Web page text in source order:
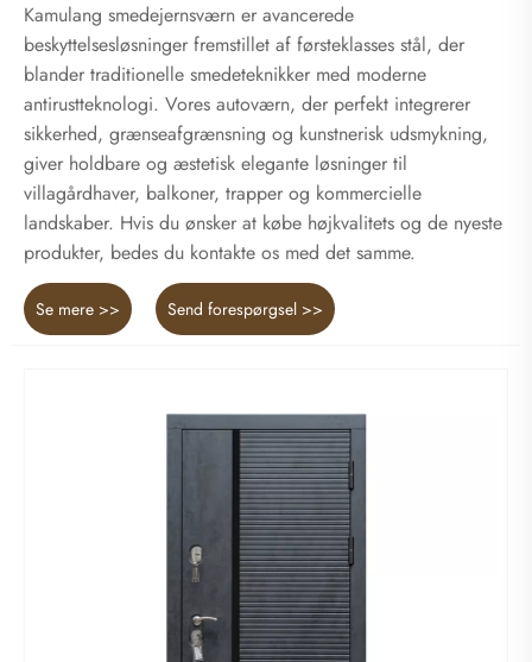
Kamulang smedejernsværn er avancerede
beskyttelsesløsninger fremstillet af førsteklasses stål, der
blander traditionelle smedeteknikker med moderne
antirustteknologi. Vores autoværn, der perfekt integrerer
sikkerhed, grænseafgrænsning og kunstnerisk udsmykning,
giver holdbare og æstetisk elegante løsninger til
villagårdhaver, balkoner, trapper og kommercielle
landskaber. Hvis du ønsker at købe højkvalitets og de nyeste
produkter, bedes du kontakte os med det samme.
Se mere >> Send forespørgsel >>